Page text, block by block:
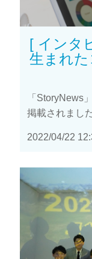
[ インタ
生まれ
「StoryNews
掲載されました
2022/04/22